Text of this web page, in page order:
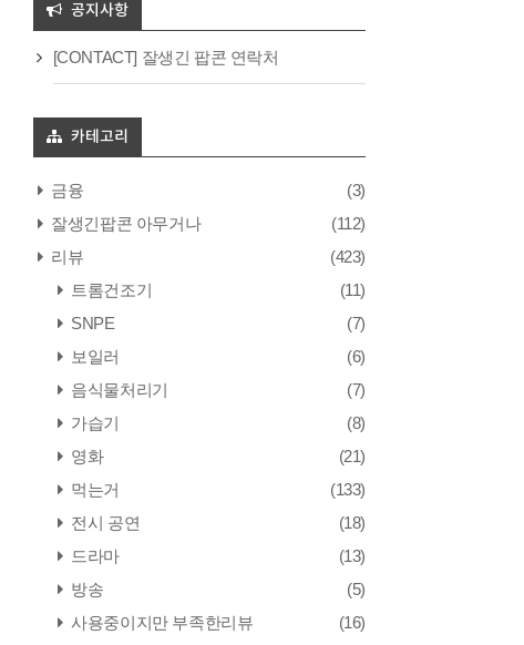
공지사항
[CONTACT] 잘생긴 팝콘 연락처
카테고리
금융
(3)
잘생긴팝콘 아무거나
(112)
리뷰
(423)
트롬건조기
(11)
SNPE
(7)
보일러
(6)
음식물처리기
(7)
가습기
(8)
영화
(21)
먹는거
(133)
전시 공연
(18)
드라마
(13)
방송
(5)
사용중이지만 부족한리뷰
(16)